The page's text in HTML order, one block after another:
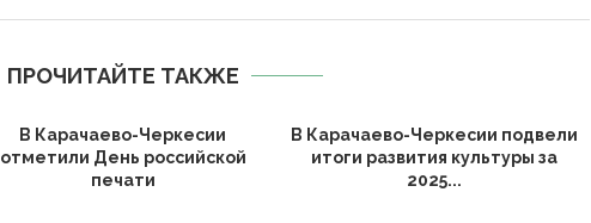
ПРОЧИТАЙТЕ ТАКЖЕ
В Карачаево-Черкесии
отметили День российской
печати
В Карачаево-Черкесии подвели
итоги развития культуры за
2025...